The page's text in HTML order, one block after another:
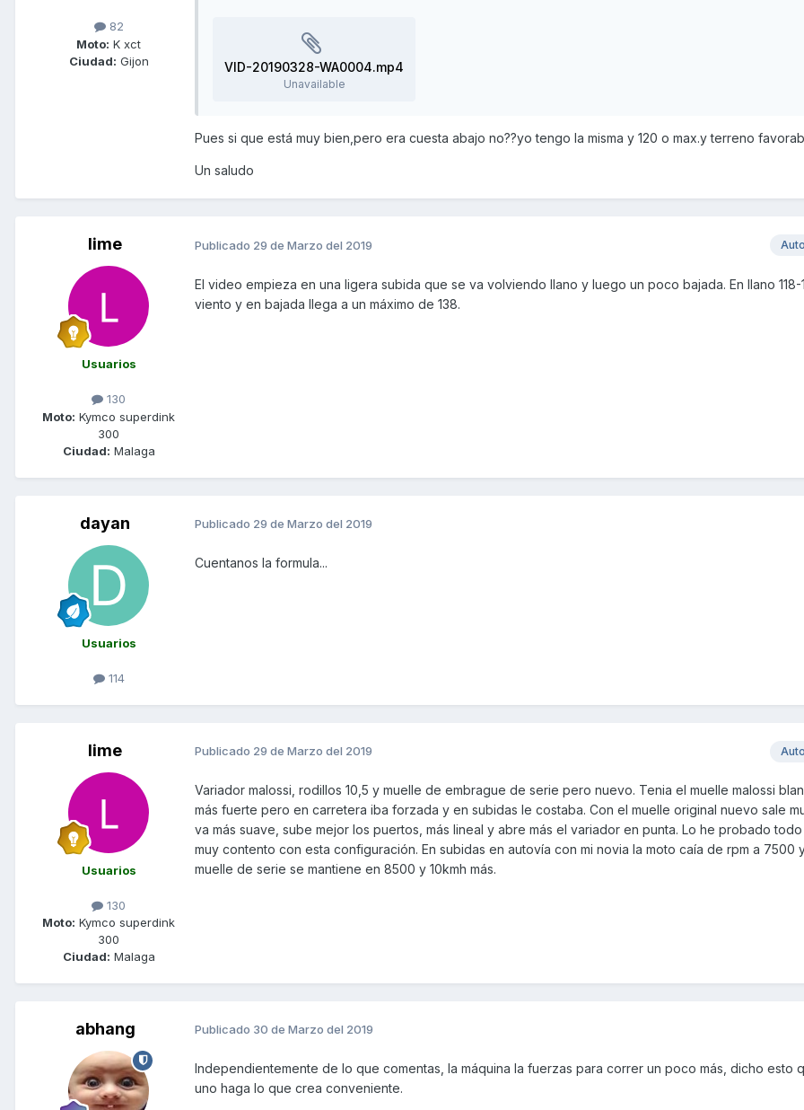
82
Moto: K xct
Ciudad: Gijon VID-20190328-WA0004.mp4
Unavailable
Pues si que está muy bien,pero era cuesta abajo no??yo tengo la misma y 120 o max.y terreno
Un saludo
lime
Usuarios
130
Moto: Kymco superdink
300
Ciudad: Malaga
Publicado 29 de Marzo del 2019
El video empieza en una ligera subida que se va volviendo llano y luego un poco bajada. En llano 118-
viento y en bajada llega a un máximo de 138.
dayan
Usuarios
114
Publicado 29 de Marzo del 2019
Cuentanos la formula...
lime
Usuarios
130
Moto: Kymco superdink
300
Ciudad: Malaga
Publicado 29 de Marzo del 2019
Variador malossi, rodillos 10,5 y muelle de embrague de serie pero nuevo. Tenia el muelle malossi
más fuerte pero en carretera iba forzada y en subidas le costaba. Con el muelle original nuevo sale
va más suave, sube mejor los puertos, más lineal y abre más el variador en punta. Lo he probado
muy contento con esta configuración. En subidas en autovía con mi novia la moto caía de rpm a 7500
muelle de serie se mantiene en 8500 y 10kmh más.
abhang Publicado 30 de Marzo del 2019
Independientemente de lo que comentas, la máquina la fuerzas para correr un poco más, dicho esto
uno haga lo que crea conveniente.